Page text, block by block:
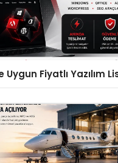
Uygun Fiyatlı Yazılım